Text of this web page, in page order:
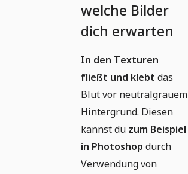
welche Bilder
dich erwarten
In den Texturen
fließt und klebt das
Blut vor neutralgrauem
Hintergrund. Diesen
kannst du zum Beispiel
in Photoshop durch
Verwendung von